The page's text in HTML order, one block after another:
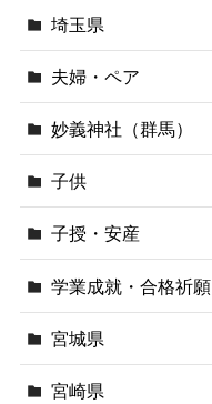
埼玉県
夫婦・ペア
妙義神社（群馬）
子供
子授・安産
学業成就・合格祈願
宮城県
宮崎県